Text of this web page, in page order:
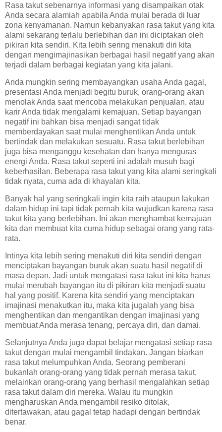
Rasa takut sebenarnya informasi yang disampaikan otak
Anda secara alamiah apabila Anda mulai berada di luar
zona kenyamanan. Namun kebanyakan rasa takut yang kita
alami sekarang terlalu berlebihan dan ini diciptakan oleh
pikiran kita sendiri. Kita lebih sering menakuti diri kita
dengan mengimajinasikan berbagai hasil negatif yang akan
terjadi dalam berbagai kegiatan yang kita jalani.
Anda mungkin sering membayangkan usaha Anda gagal,
presentasi Anda menjadi begitu buruk, orang-orang akan
menolak Anda saat mencoba melakukan penjualan, atau
karir Anda tidak mengalami kemajuan. Setiap bayangan
negatif ini bahkan bisa menjadi sangat tidak
memberdayakan saat mulai menghentikan Anda untuk
bertindak dan melakukan sesuatu. Rasa takut berlebihan
juga bisa menganggu kesehatan dan hanya menguras
energi Anda. Rasa takut seperti ini adalah musuh bagi
keberhasilan. Beberapa rasa takut yang kita alami seringkali
tidak nyata, cuma ada di khayalan kita.
Banyak hal yang seringkali ingin kita raih ataupun lakukan
dalam hidup ini tapi tidak pernah kita wujudkan karena rasa
takut kita yang berlebihan. Ini akan menghambat kemajuan
kita dan membuat kita cuma hidup sebagai orang yang rata-
rata.
Intinya kita lebih sering menakuti diri kita sendiri dengan
menciptakan bayangan buruk akan suatu hasil negatif di
masa depan. Jadi untuk mengatasi rasa takut ini kita harus
mulai merubah bayangan itu di pikiran kita menjadi suatu
hal yang positif. Karena kita sendiri yang menciptakan
imajinasi menakutkan itu, maka kita jugalah yang bisa
menghentikan dan mengantikan dengan imajinasi yang
membuat Anda merasa tenang, percaya diri, dan damai.
Selanjutnya Anda juga dapat belajar mengatasi setiap rasa
takut dengan mulai mengambil tindakan. Jangan biarkan
rasa takut melumpuhkan Anda. Seorang pemberani
bukanlah orang-orang yang tidak pernah merasa takut,
melainkan orang-orang yang berhasil mengalahkan setiap
rasa takut dalam diri mereka. Walau itu mungkin
mengharuskan Anda mengambil resiko ditolak,
ditertawakan, atau gagal tetap hadapi dengan bertindak
benar.